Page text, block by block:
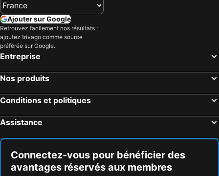
Ajouter sur Google
Retrouvez facilement nos résultats :
ajoutez trivago comme source
préférée sur Google.
Entreprise
Nos produits
Conditions et politiques
Assistance
Connectez-vous pour bénéficier des
avantages réservés aux membres